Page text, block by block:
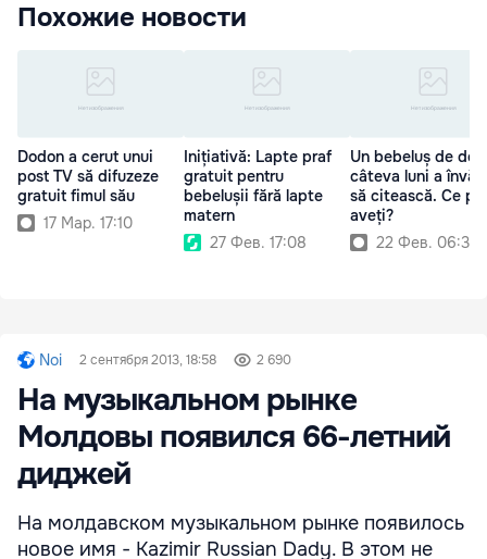
Похожие новости
Dodon a cerut unui
post TV să difuzeze
gratuit fimul său
17 Мар. 17:10
Inițiativă: Lapte praf
gratuit pentru
bebelușii fără lapte
matern
27 Фев. 17:08
Un bebeluș de
câteva luni a
să citească. Ce
aveți?
22 Фев. 06:30
Noi 2 сентября 2013, 18:58 2 690
На музыкальном рынке
Молдовы появился 66-летний
диджей
На молдавском музыкальном рынке появилось
новое имя - Kazimir Russian Dady. В этом не